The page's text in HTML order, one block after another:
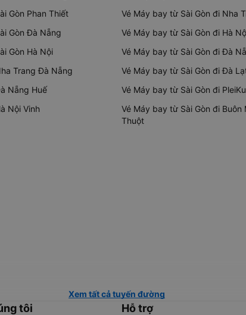
Gòn Phan Thiết
Gòn Đà Nẵng
Gòn Hà Nội
Trang Đà Nẵng
Nẵng Huế
Nội Vinh
Vé Máy bay từ Sài Gòn đi Nha
Vé Máy bay từ Sài Gòn đi Hà
Vé Máy bay từ Sài Gòn đi Đà
Vé Máy bay từ Sài Gòn đi Đà
Vé Máy bay từ Sài Gòn đi PleiKu
Vé Máy bay từ Sài Gòn đi Buôn
Thuột
Xem tất cả tuyến đường
tôi Hỗ trợ